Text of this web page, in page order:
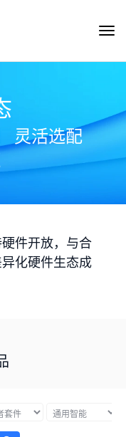
灵活选配
件开放，与合
化硬件生态成